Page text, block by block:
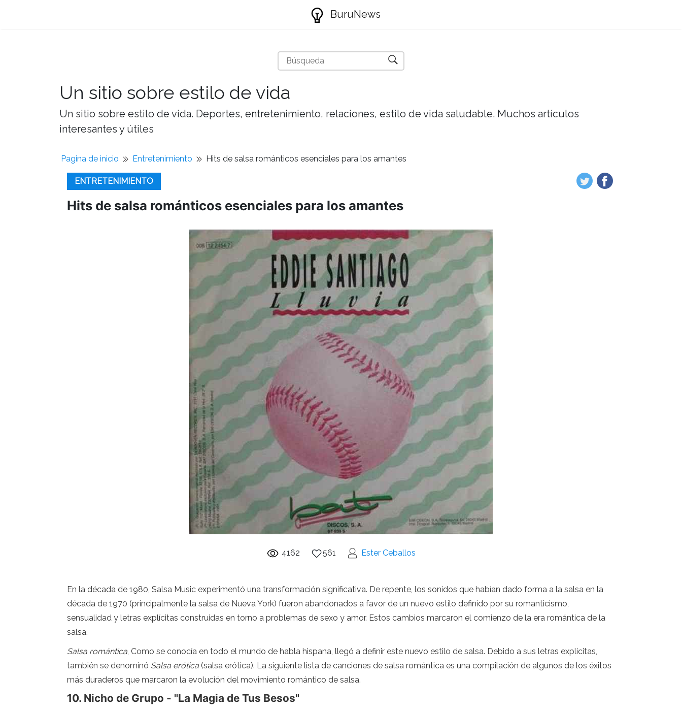
BuruNews
Un sitio sobre estilo de vida
Un sitio sobre estilo de vida. Deportes, entretenimiento, relaciones, estilo de vida saludable. Muchos artículos
interesantes y útiles
Pagina de inicio Entretenimiento Hits de salsa románticos esenciales para los amantes
ENTRETENIMIENTO
Hits de salsa románticos esenciales para los amantes
4162 561 Ester Ceballos
En la década de 1980, Salsa Music experimentó una transformación significativa. De repente, los sonidos que habían dado forma a la salsa en la
década de 1970 (principalmente la salsa de Nueva York) fueron abandonados a favor de un nuevo estilo definido por su romanticismo,
sensualidad y letras explícitas construidas en torno a problemas de sexo y amor. Estos cambios marcaron el comienzo de la era romántica de la
salsa.
Salsa romántica, Como se conocía en todo el mundo de habla hispana, llegó a definir este nuevo estilo de salsa. Debido a sus letras explícitas,
también se denominó Salsa erótica (salsa erótica). La siguiente lista de canciones de salsa romántica es una compilación de algunos de los éxitos
más duraderos que marcaron la evolución del movimiento romántico de salsa.
10. Nicho de Grupo - "La Magia de Tus Besos"